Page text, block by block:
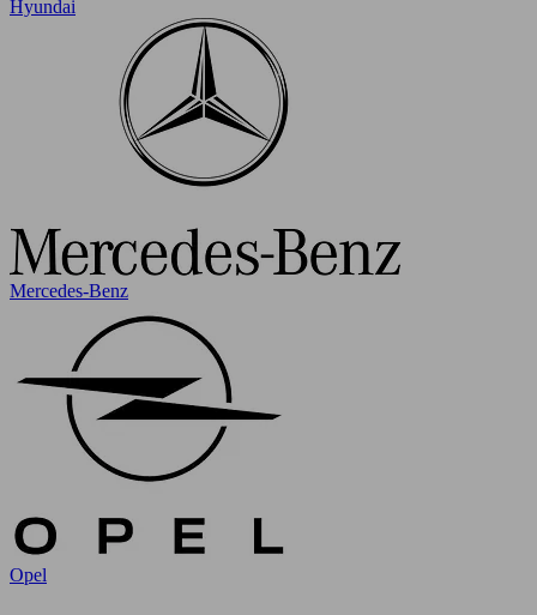
Hyundai
Mercedes-Benz
Opel